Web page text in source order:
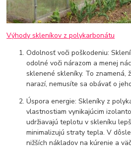
Výhody skleníkov z polykarbonátu
Odolnosť voči poškodeniu:
odolné voči nárazom a menej
sklenené skleníky. To znamená,
narazí, nemusíte sa obávať o
Úspora energie: Skleníky z
vlastnostiam vynikajúcim
udržiavajú teplotu v skleníku
minimalizujú straty tepla. V
nižších nákladov na kúrenie a